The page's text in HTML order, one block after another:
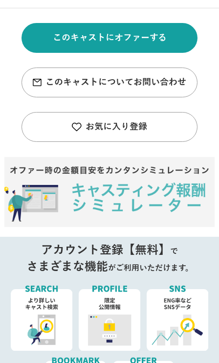
このキャストにオファーする
このキャストについてお問い合わせ
お気に入り登録
アカウント登録【無料】 で
さまざまな機能がご利用いただけます。